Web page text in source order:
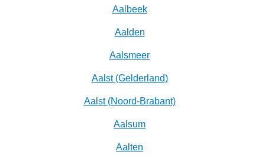
Aalbeek
Aalden
Aalsmeer
Aalst (Gelderland)
Aalst (Noord-Brabant)
Aalsum
Aalten